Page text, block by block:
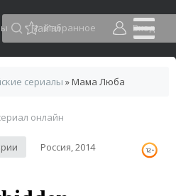
Избранное Вход
сериалы » Мама Люба
онлайн
Россия, 2014